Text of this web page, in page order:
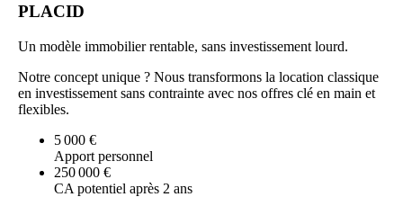
PLACID
Un modèle immobilier rentable, sans investissement lourd.
Notre concept unique ? Nous transformons la location classique
en investissement sans contrainte avec nos offres clé en main et
flexibles.
5 000 €
Apport personnel
250 000 €
CA potentiel après 2 ans